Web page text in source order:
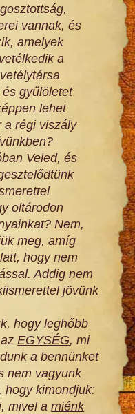
vannak, és
amelyek
a
gyűlöletet
lehet
a régi viszály
Veled, és
oltárodon
Nem,
meg, amíg
hogy nem
Addig nem
jövünk
hogy leghőbb
azEGYSÉG, mi
a bennünket
nem vagyunk
hogy kimondjuk:
mivel amiénk